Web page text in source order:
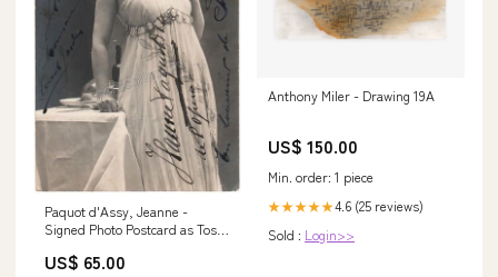
Paquot d'Assy, Jeanne -
Signed Photo Postcard as Tosca
US$ 65.00
Anthony Miler - Drawing 19A
US$ 150.00
Min. order: 1 piece
★★★★★4.6 (25 reviews)
Sold : Login>>